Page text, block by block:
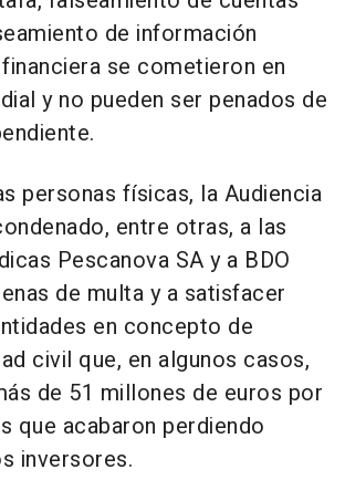
de información
se cometieron en
y no pueden ser penados de
personas físicas, la Audiencia
entre otras, a las
Pescanova SA y a BDO
de multa y a satisfacer
en concepto de
civil que, en algunos casos,
de 51 millones de euros por
que acabaron perdiendo
inversores.